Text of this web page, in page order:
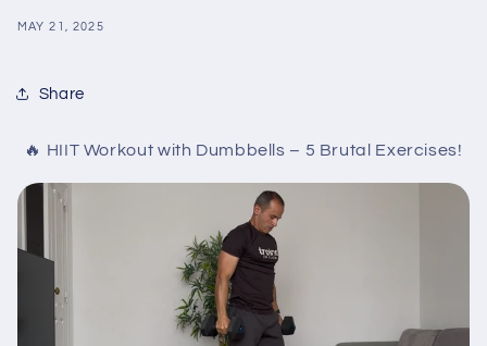
MAY 21, 2025
Share
🔥 HIIT Workout with Dumbbells – 5 Brutal Exercises!